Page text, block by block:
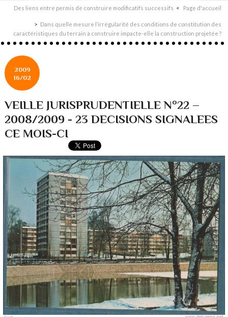
Des liens entre permis de construire modificatifs successifs Page d'accueil
Dans quelle mesure l’irrégularité des conditions de constitution des
caractéristiques du terrain à construire impacte-elle la construction projetée ?
2009
16/02
VEILLE JURISPRUDENTIELLE N°22 –
2008/2009 - 23 DECISIONS SIGNALEES
CE MOIS-CI